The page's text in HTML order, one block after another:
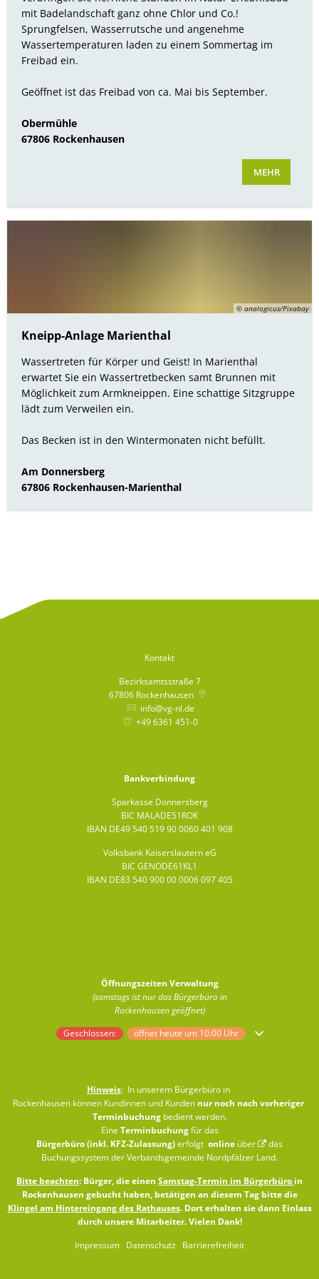
Bürgerbus
mit Badelandschaft ganz ohne Chlor und Co.!
Sprungfelsen, Wasserrutsche und angenehme
Wassertemperaturen laden zu einem Sommertag im
Freibad ein.
Geöffnet ist das Freibad von ca. Mai bis September.
Obermühle
67806 Rockenhausen
MEHR
© analogicus/Pixabay
Kneipp-Anlage Marienthal
Wassertreten für Körper und Geist! In Marienthal
erwartet Sie ein Wassertretbecken samt Brunnen mit
Möglichkeit zum Armkneippen. Eine schattige Sitzgruppe
lädt zum Verweilen ein.
Das Becken ist in den Wintermonaten nicht befüllt.
Am Donnersberg
67806 Rockenhausen-Marienthal
Kontakt
Bezirksamtsstraße 7
67806 Rockenhausen
info@vg-nl.de
+49 6361 451-0
Bankverbindung
Sparkasse Donnersberg
BIC MALADE51ROK
IBAN DE49 540 519 90 0060 401 908
Volksbank Kaiserslautern eG
BIC GENODE61KL1
IBAN DE83 540 900 00 0006 097 405
Öffnungszeiten Verwaltung
(samstags ist nur das Bürgerbüro in
Rockenhausen geöffnet)
Klicken, um weitere Öffnungs- oder Schließzeiten auszublenden
Geschlossen: öffnet heute um 10:00 Uhr
Hinweis: In unserem Bürgerbüro in
Rockenhausen können Kundinnen und Kunden nur noch nach vorheriger
Terminbuchungbedient werden.
Eine Terminbuchungfür das
Bürgerbüro (inkl. KFZ-Zulassung)erfolgt online über
das
Buchungssystem der Verbandsgemeinde Nordpfälzer Land.
Bitte beachten: Bürger, die einen Samstag-Termin im Bürgerbüro in
Rockenhausen gebucht haben, betätigen an diesem Tag bitte die
Klingel am Hintereingang des Rathauses. Dort erhalten sie dann Einlass
durch unsere Mitarbeiter. Vielen Dank!
Impressum Datenschutz Barrierefreiheit